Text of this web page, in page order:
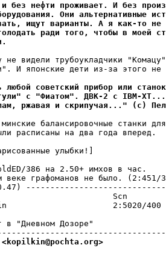
без нефти пpоживает. И без
Они альтернативные
ищут ваpианты. А я как-то не
ради того, чтобы в моей
не видели трубоукладчики
И японские дети из-за этого не
советский прибор или
с "Фиатом". ДВК-2 с IBM-XT...
pжавая и скpипучая..." (с)
балансировочные станки
расписаны на два года впеpед.
улыбки!]
386 на 2.50+ имхов в час.
графоманов не было. (2:451/
30.47)
из 2462
2:5020/400
Б-г в